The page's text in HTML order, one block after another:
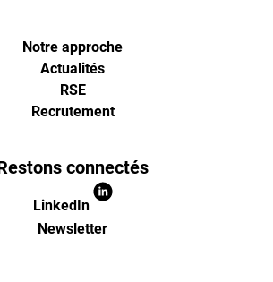
pour
(Paris,
Lille)
Notre approche
Actualités
RSE
Recrutement
connectés
LinkedIn
Newsletter